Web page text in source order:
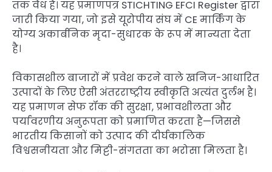
तक वैध है। यह प्रमाणपत्र STICHTING EFCI Register द्वारा
जारी किया गया, जो इसे यूरोपीय संघ में CE मार्किंग के
योग्य अकार्बनिक मृदा-सुधारक के रूप में मान्यता देता
है।
विकासशील बाजारों में प्रवेश करने वाले खनिज-आधारित
उत्पादों के लिए ऐसी अंतरराष्ट्रीय स्वीकृति अत्यंत दुर्लभ है।
यह प्रमाणन सेफ रॉक की सुरक्षा, प्रभावशीलता और
पर्यावरणीय अनुरूपता को प्रमाणित करता है—जिससे
भारतीय किसानों को उत्पाद की दीर्घकालिक
विश्वसनीयता और मिट्टी-संगतता का भरोसा मिलता है।